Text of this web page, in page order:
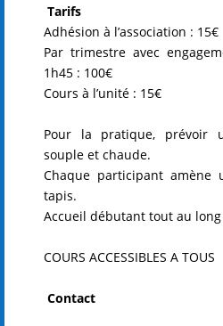
Tarifs
Adhésion à l’association : 15€
Par trimestre avec
1h45 : 100€
Cours à l’unité : 15€
Pour la pratique, prévoir
souple et chaude.
Chaque participant amène
tapis.
Accueil débutant tout au long
COURS ACCESSIBLES A TOUS
Contact